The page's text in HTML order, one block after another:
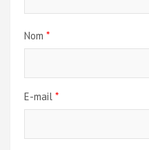
Nom *
E-mail *